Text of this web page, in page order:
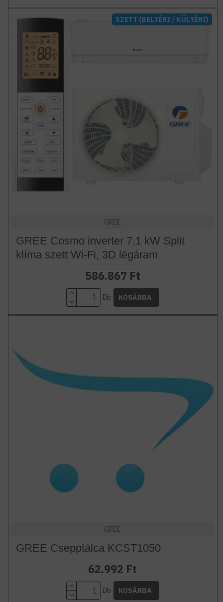
SZETT (BELTÉRI / KÜLTÉRI)
GREE
GREE Cosmo inverter 7,1 kW Split
klíma szett Wi-Fi, 3D légáram
586.867 Ft
Db KOSÁRBA
GREE
GREE Csepptálca KCST1050
62.992 Ft
Db KOSÁRBA